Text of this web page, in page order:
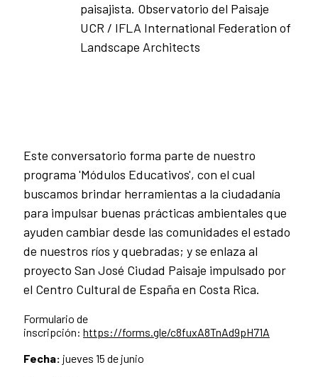
paisajista. Observatorio del Paisaje
UCR / IFLA International Federation of
Landscape Architects
Este conversatorio forma parte de nuestro
programa 'Módulos Educativos', con el cual
buscamos brindar herramientas a la ciudadanía
para impulsar buenas prácticas ambientales que
ayuden cambiar desde las comunidades el estado
de nuestros ríos y quebradas; y se enlaza al
proyecto San José Ciudad Paisaje impulsado por
el Centro Cultural de España en Costa Rica.
Formulario de
inscripción: https://forms.gle/c8fuxA8TnAd9pH71A
Fecha: jueves 15 de junio